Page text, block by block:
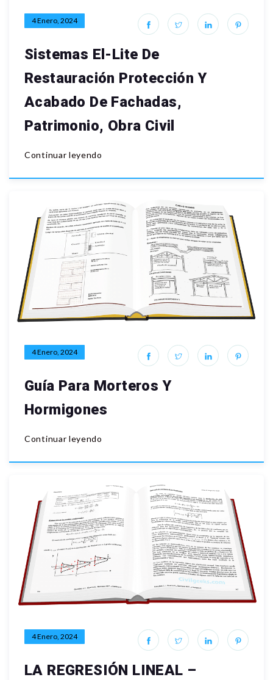
4 Enero, 2024
Sistemas El-Lite De
Restauración Protección Y
Acabado De Fachadas,
Patrimonio, Obra Civil
Continuar leyendo
4 Enero, 2024
Guía Para Morteros Y
Hormigones
Continuar leyendo
4 Enero, 2024
LA REGRESIÓN LINEAL –